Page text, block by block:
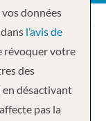
données
l’avis de
révoquer votre
des
en désactivant
pas la